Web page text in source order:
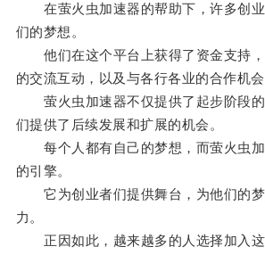
在萤火虫加速器的帮助下，许多创业
们的梦想。
他们在这个平台上获得了资金支持，
的交流互动，以及与各行各业的合作机会
萤火虫加速器不仅提供了起步阶段的
们提供了后续发展和扩展的机会。
每个人都有自己的梦想，而萤火虫加
的引擎。
它为创业者们提供舞台，为他们的梦
力。
正因如此，越来越多的人选择加入这